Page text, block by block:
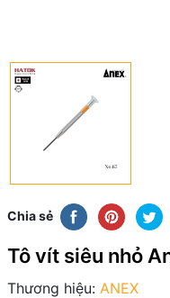
Chia sẻ
Tô vít siêu nhỏ
Thương hiệu: ANEX